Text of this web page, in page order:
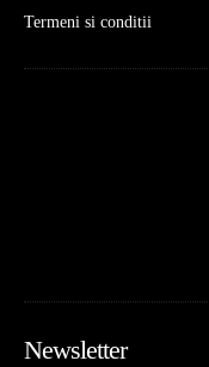
Termeni si conditii
Newsletter